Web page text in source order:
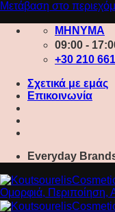
Μετάβαση στο
ΜΗΝΥΜΑ
09:00 -
+30 210
Σχετικά με εμάς
Επικοινωνία
Everyday